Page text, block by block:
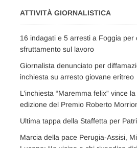
ATTIVITÀ GIORNALISTICA
16 indagati e 5 arresti a Foggia per
sfruttamento sul lavoro
Giornalista denunciato per
inchiesta su arresto giovane eritreo
L’inchiesta “Maremma felix” vince
edizione del Premio Roberto
Ultima tappa della Staffetta per
Marcia della pace Perugia-Assisi,